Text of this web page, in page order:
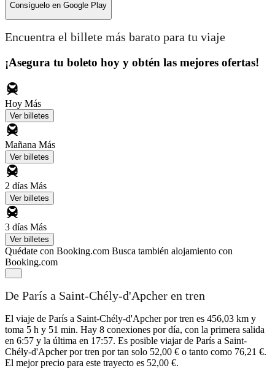
Consíguelo en Google Play
Encuentra el billete más barato para tu viaje
¡Asegura tu boleto hoy y obtén las mejores ofertas!
Hoy Más
Ver billetes
Mañana Más
Ver billetes
2 días Más
Ver billetes
3 días Más
Ver billetes
Quédate con Booking.com Busca también alojamiento con
Booking.com
De París a Saint-Chély-d'Apcher en tren
El viaje de París a Saint-Chély-d'Apcher por tren es 456,03 km y
toma 5 h y 51 min. Hay 8 conexiones por día, con la primera salida
en 6:57 y la última en 17:57. Es posible viajar de París a Saint-
Chély-d'Apcher por tren por tan solo 52,00 € o tanto como 76,21 €.
El mejor precio para este trayecto es 52,00 €.